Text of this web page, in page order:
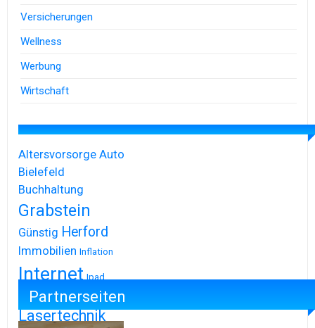
Versicherungen
Wellness
Werbung
Wirtschaft
Altersvorsorge Auto
Bielefeld
Buchhaltung
Grabstein
Günstig Herford
Immobilien Inflation
Internet Ipad
Iphone
Lasertechnik
Partnerseiten